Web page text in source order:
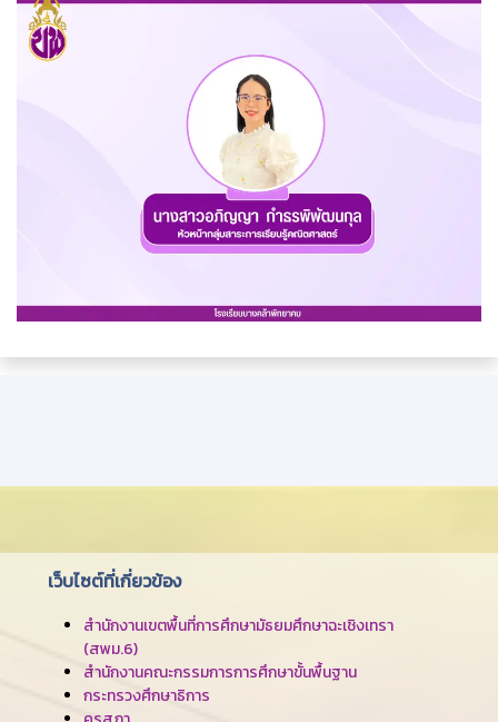
เว็บไซต์ที่เกี่ยวข้อง
สำนักงานเขตพื้นที่การศึกษามัธยมศึกษาฉะเชิงเทรา
(สพม.6)
สำนักงานคณะกรรมการการศึกษาขั้นพื้นฐาน
กระทรวงศึกษาธิการ